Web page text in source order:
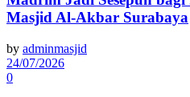
Masjid Al-Akbar Surabaya
by adminmasjid
24/07/2026
0